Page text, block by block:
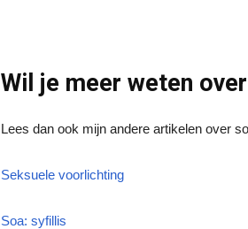
Wil je meer weten
Lees dan ook mijn andere artikelen over
Seksuele voorlichting
Soa: syfillis